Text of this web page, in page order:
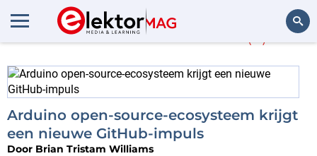
Meer overGitHub
Arduino open-source-ecosysteem krijgt
een nieuwe GitHub-impuls
Door Brian Tristam Williams